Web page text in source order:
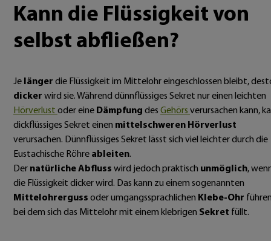
Kann die Flüssigkeit von
selbst abfließen?
Je länger die Flüssigkeit im Mittelohr eingeschlossen bleibt,
dicker wird sie. Während dünnflüssiges Sekret nur einen leichten
Hörverlust oder eine Dämpfung des Gehörs verursachen kann,
dickflüssiges Sekret einen mittelschweren Hörverlust
verursachen. Dünnflüssiges Sekret lässt sich viel leichter durch die
Eustachische Röhre ableiten.
Der natürliche Abfluss wird jedoch praktisch unmöglich,
die Flüssigkeit dicker wird. Das kann zu einem sogenannten
Mittelohrerguss oder umgangssprachlichen Klebe-Ohr
bei dem sich das Mittelohr mit einem klebrigen Sekret füllt.